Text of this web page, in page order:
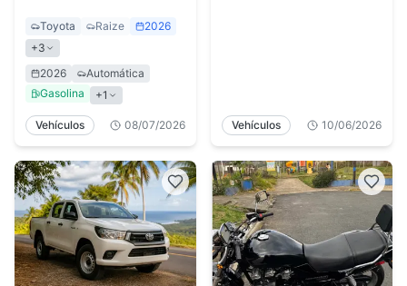
Toyota Raize
2026
+3
2026
Automática
Gasolina
+1
Vehículos 08/07/2026 Vehículos 10/06/2026